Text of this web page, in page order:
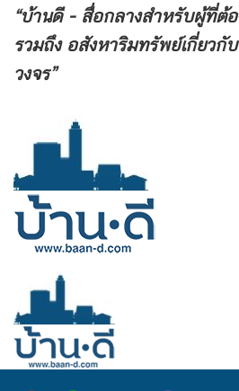
“บ้านดี - สื่อกลางสำหรับผู้ที่ต้
รวมถึง อสังหาริมทรัพย์เกี่ยวกั
วงจร”